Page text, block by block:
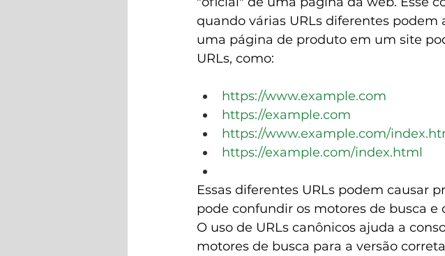
quando várias URLs diferentes podem
uma página de produto em um site
URLs, como:
https://www.example.com
https://example.com
https://www.example.com/
https://example.com/index.html
Essas diferentes URLs podem causar
pode confundir os motores de busca
O uso de URLs canônicos ajuda a
motores de busca para a versão